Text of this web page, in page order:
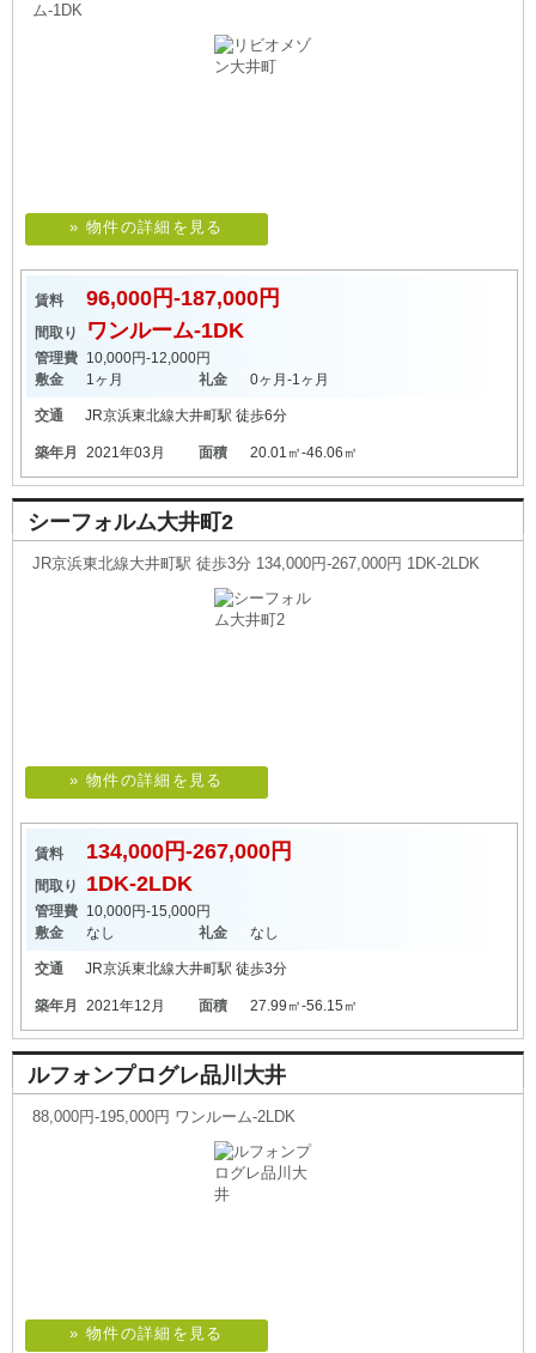
ム-1DK
» 物件の詳細を見る
賃料 96,000円-187,000円
間取り ワンルーム-1DK
管理費 10,000円-12,000円
敷金
1ヶ月 礼金 0ヶ月-1ヶ月
交通 JR京浜東北線大井町駅 徒歩6分
築年月 2021年03月 面積 20.01㎡-46.06㎡
シーフォルム大井町2
JR京浜東北線大井町駅 徒歩3分 134,000円-267,000円 1DK-2LDK
» 物件の詳細を見る
賃料 134,000円-267,000円
間取り 1DK-2LDK
管理費 10,000円-15,000円
敷金
なし 礼金 なし
交通 JR京浜東北線大井町駅 徒歩3分
築年月 2021年12月 面積 27.99㎡-56.15㎡
ルフォンプログレ品川大井
88,000円-195,000円 ワンルーム-2LDK
» 物件の詳細を見る